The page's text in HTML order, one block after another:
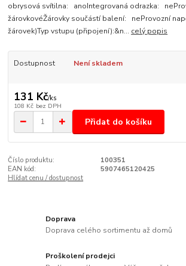
obrysová svítilna: anoIntegrovaná odrazka:
žárovkovéŽárovky součástí balení: neProvozní
žárovek)Typ vstupu (připojení):&n... celý popis
Dostupnost Není skladem
131 Kč/ks
108 Kč bez DPH
Přidat do košíku
Číslo produktu:
100351
EAN kód:
5907465120425
Hlídat cenu / dostupnost
Doprava
Doprava celého sortimentu až domů
Proškolení prodejci